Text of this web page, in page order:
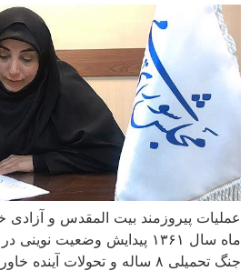
عملیات پیروزمند بیت المقدس و
ماه سال ۱۳۶۱ پیدایش وضعیت
جنگ تحمیلی ۸ ساله و تحولات آینده خاورمیانه رقم زد.